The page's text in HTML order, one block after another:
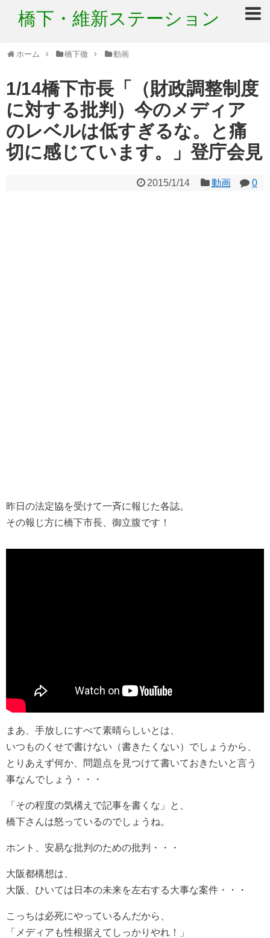
橋下・維新ステーション
ホーム 橋下徹 動画
1/14橋下市長「（財政調整制度
に対する批判）今のメディア
のレベルは低すぎるな。と痛
切に感じています。」登庁会見
2015/1/14 動画 0
昨日の法定協を受けて一斉に報じた各誌。
その報じ方に橋下市長、御立腹です！
まあ、手放しにすべて素晴らしいとは、
いつものくせで書けない（書きたくない）でしょうから、
とりあえず何か、問題点を見つけて書いておきたいと言う
事なんでしょう・・・
「その程度の気構えで記事を書くな」と、
橋下さんは怒っているのでしょうね。
ホント、安易な批判のための批判・・・
大阪都構想は、
大阪、ひいては日本の未来を左右する大事な案件・・・
こっちは必死にやっているんだから、
「メディアも性根据えてしっかりやれ！」